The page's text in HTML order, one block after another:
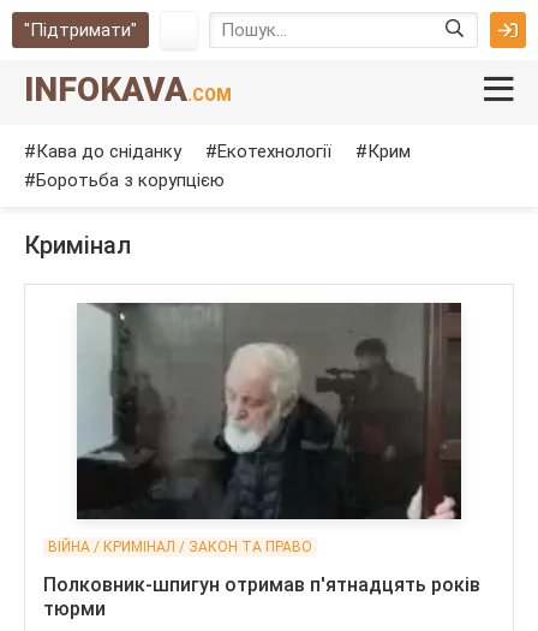
"Підтримати"
INFOKAVA.COM
Кава до сніданку Екотехнології
Крим
Боротьба з корупцією
Кримінал
ВІЙНА / КРИМІНАЛ / ЗАКОН ТА ПРАВО
Полковник-шпигун отримав п'ятнадцять років
тюрми